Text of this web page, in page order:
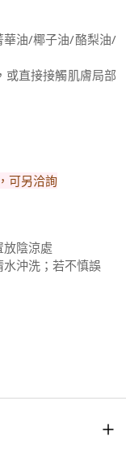
華油/椰子油/酪梨油/
或直接接觸肌膚局部
可另洽詢
陰涼處
沖洗；若不慎誤